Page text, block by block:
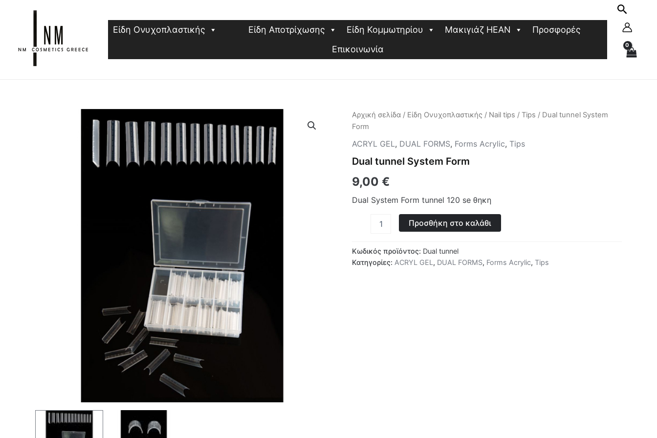
περιεχόμενο
Είδη Ονυχοπλαστικής Είδη Αποτρίχωσης Είδη Κομμωτηρίου Μακιγιάζ HEAN
Προσφορές
Επικοινωνία
Αρχική σελίδα / Είδη Ονυχοπλαστικής / Nail tips / Tips / Dual tunnel System
Form
ACRYL GEL, DUAL FORMS, Forms Acrylic, Tips
Dual tunnel System Form
9,00 €
Dual System Form tunnel 120 se θηκη
Dual
tunnel
Form
Προσθήκη στο καλάθι
Κωδικός προϊόντος: Dual tunnel
Κατηγορίες: ACRYL GEL , DUAL FORMS, Forms Acrylic, Tips